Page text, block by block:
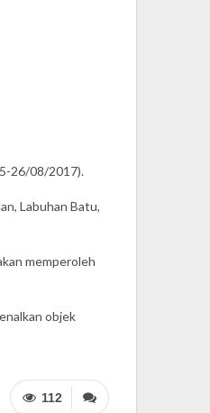
26/08/2017).
Labuhan Batu,
memperoleh
objek
112